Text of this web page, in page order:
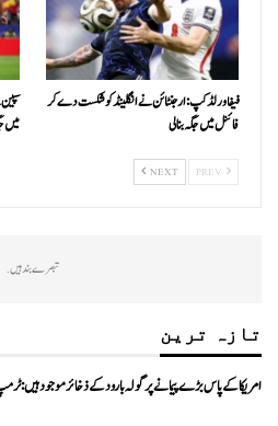
فیفا ورلڈکپ: ارجنٹائن نے انگلینڈ کو شکست دے کر
فائنل میں جگہ بنا لی
میں
NEXT
تبصرے بند ہیں.
تازہ ترین
امریکا کے پاس بڑے پیمانے پر گولہ بارود کے ذخائر موجود ہیں: